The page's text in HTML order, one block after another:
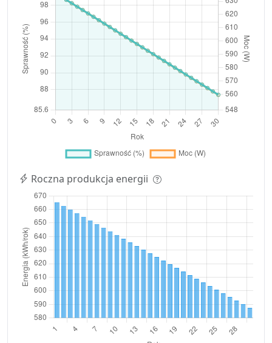
Roczna produkcja energii